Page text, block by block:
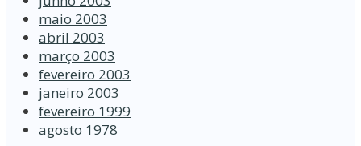
maio 2003
abril 2003
março 2003
fevereiro 2003
janeiro 2003
fevereiro 1999
agosto 1978